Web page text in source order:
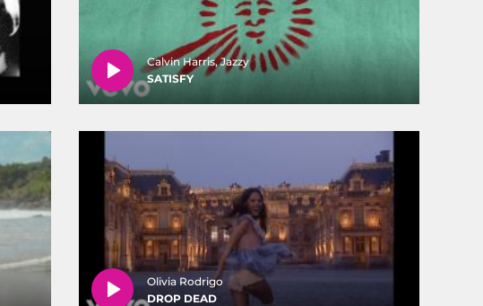
Calvin Harris, Jazzy
SATISFY
Olivia Rodrigo
DROP DEAD